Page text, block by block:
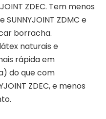
ZDEC. Tem menos
ZDMC e
borracha.
naturais e
rápida em
do que com
ZDEC, e menos